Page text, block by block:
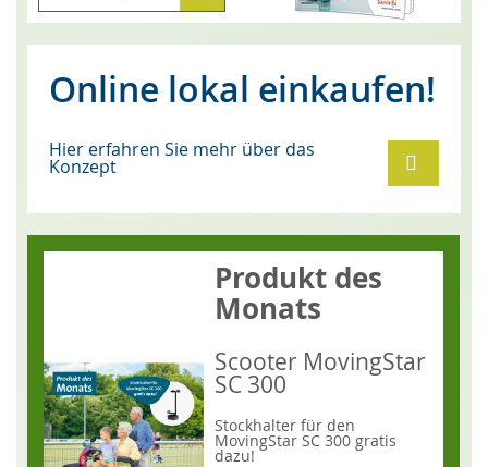
Online lokal einkaufen!
Hier erfahren Sie mehr über das
Konzept
Produkt des
Monats
Scooter MovingStar
SC 300
Stockhalter für den
MovingStar SC 300 gratis
dazu!